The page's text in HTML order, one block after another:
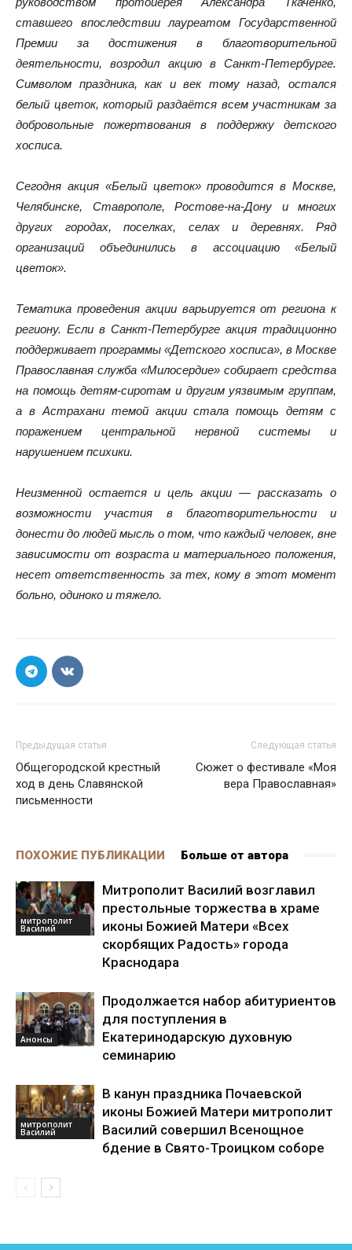
ставшего впоследствии лауреатом Государственной
Премии за достижения в благотворительной
деятельности, возродил акцию в Санкт-Петербурге.
Символом праздника, как и век тому назад, остался
белый цветок, который раздаётся всем участникам за
добровольные пожертвования в поддержку детского
хосписа.
Сегодня акция «Белый цветок» проводится в Москве,
Челябинске, Ставрополе, Ростове-на-Дону и многих
других городах, поселках, селах и деревнях. Ряд
организаций объединились в ассоциацию «Белый
цветок».
Тематика проведения акции варьируется от региона к
региону. Если в Санкт-Петербурге акция традиционно
поддерживает программы «Детского хосписа», в Москве
Православная служба «Милосердие» собирает средства
на помощь детям-сиротам и другим уязвимым группам,
а в Астрахани темой акции стала помощь детям с
поражением центральной нервной системы и
нарушением психики.
Неизменной остается и цель акции — рассказать о
возможности участия в благотворительности и
донести до людей мысль о том, что каждый человек, вне
зависимости от возраста и материального положения,
несет ответственность за тех, кому в этот момент
больно, одиноко и тяжело.
Предыдущая статья
Общегородской крестный
ход в день Славянской
письменности
Следующая статья
Сюжет о фестивале «Моя
вера Православная»
ПОХОЖИЕ ПУБЛИКАЦИИ Больше от автора
митрополит
Василий
Митрополит Василий возглавил
престольные торжества в храме
иконы Божией Матери «Всех
скорбящих Радость» города
Краснодара
Анонсы
Продолжается набор абитуриентов
для поступления в
Екатеринодарскую духовную
семинарию
митрополит
Василий
В канун праздника Почаевской
иконы Божией Матери митрополит
Василий совершил Всенощное
бдение в Свято-Троицком соборе